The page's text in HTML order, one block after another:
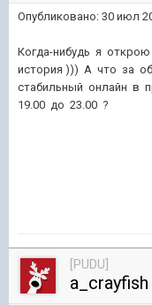
Опубликовано: 30 июл
Когда-нибудь я
история ))) А что за
стабильный онлайн в
19.00 до 23.00 ?
[PUDU]
a_crayfish